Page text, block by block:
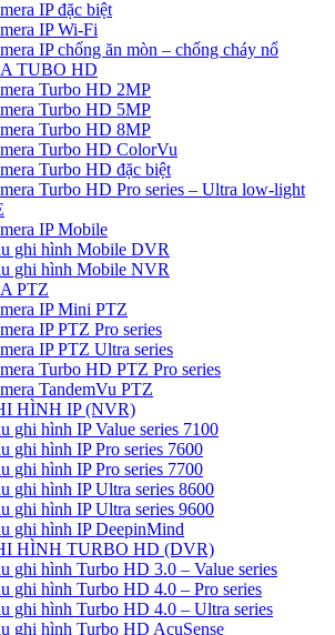
IP đặc biệt
IP Wi-Fi
IP chống ăn mòn – chống cháy nổ
TUBO HD
Turbo HD 2MP
Turbo HD 5MP
Turbo HD 8MP
Turbo HD ColorVu
Turbo HD đặc biệt
Turbo HD Pro series – Ultra low-light
IP Mobile
ghi hình Mobile DVR
ghi hình Mobile NVR
PTZ
IP Mini PTZ
IP PTZ Pro series
IP PTZ Ultra series
Turbo HD PTZ Pro series
TandemVu PTZ
HÌNH IP (NVR)
ghi hình IP Value series 7100
ghi hình IP Pro series 7600
ghi hình IP Pro series 7700
ghi hình IP Ultra series 8600
ghi hình IP Ultra series 9600
ghi hình IP DeepinMind
HÌNH TURBO HD (DVR)
ghi hình Turbo HD 3.0 – Value series
ghi hình Turbo HD 4.0 – Pro series
ghi hình Turbo HD 4.0 – Ultra series
ghi hình Turbo HD AcuSense